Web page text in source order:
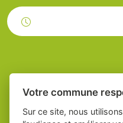
Votre commune
Sur ce site, nous